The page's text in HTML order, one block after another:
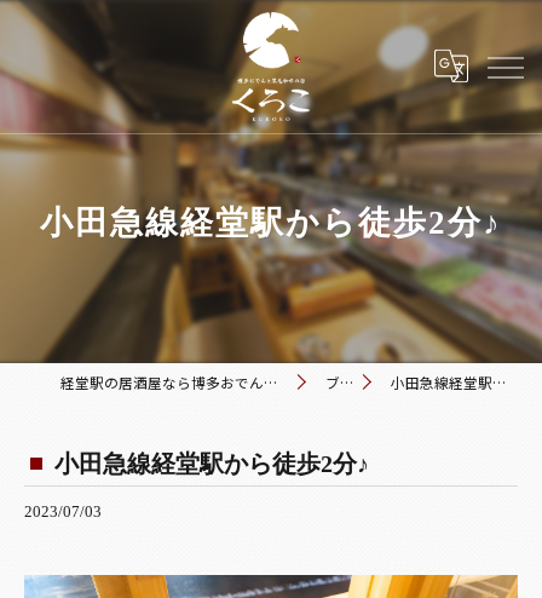
小田急線経堂駅から徒歩2分♪
経堂駅の居酒屋なら博多おでんと黒毛和牛の店 くろこ ブログ 小田急線経堂駅から徒歩2分♪
小田急線経堂駅から徒歩2分♪
2023/07/03